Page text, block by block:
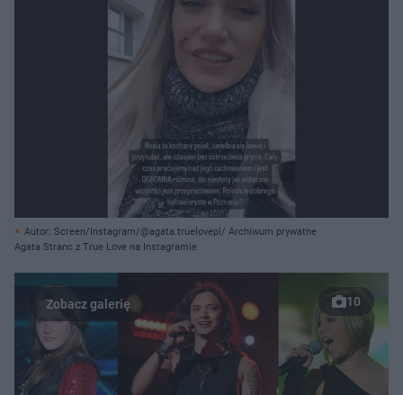
Autor: Screen/Instagram/@agata.truelovepl/ Archiwum prywatne
Agata Stranc z True Love na Instagramie
10